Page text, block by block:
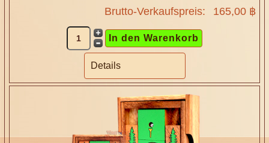
Brutto-Verkaufspreis: 165,00 ฿
Details